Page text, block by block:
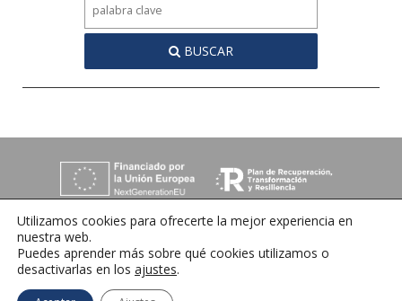
BUSCAR
C/ Orense 6, 36970 Sanxenxo, Pontevedra
Tlfno:
+34 986 72 35 64
Utilizamos cookies para ofrecerte la mejor experiencia en
nuestra web.
Puedes aprender más sobre qué cookies utilizamos o
desactivarlas en los ajustes.